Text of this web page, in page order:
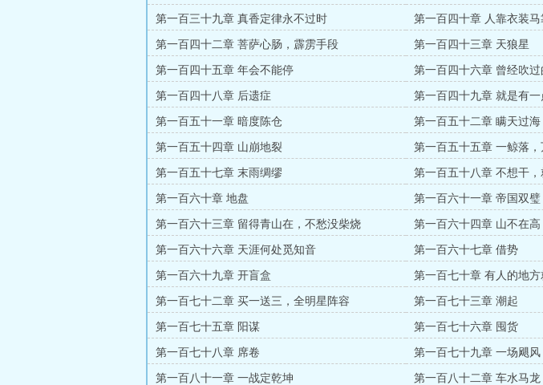
第一百三十九章 真香定律永不过时 第一百四十章 人靠衣装马
第一百四十二章 菩萨心肠，霹雳手段 第一百四十三章 天狼星
第一百四十五章 年会不能停 第一百四十六章 曾经吹
第一百四十八章 后遗症 第一百四十九章 就是有一
第一百五十一章 暗度陈仓 第一百五十二章 瞒天过海
第一百五十四章 山崩地裂 第一百五十五章 一鲸落，
第一百五十七章 末雨绸缪
第一百五十八章 不想干
之！
第一百六十章 地盘 第一百六十一章 帝国双璧
第一百六十三章 留得青山在，不愁没柴烧 第一百六十四章 山不在高
第一百六十六章 天涯何处觅知音 第一百六十七章 借势
第一百六十九章 开盲盒 第一百七十章 有人的地方
第一百七十二章 买一送三，全明星阵容 第一百七十三章 潮起
第一百七十五章 阳谋 第一百七十六章 囤货
第一百七十八章 席卷 第一百七十九章 一场飓风
第一百八十一章 一战定乾坤 第一百八十二章 车水马龙